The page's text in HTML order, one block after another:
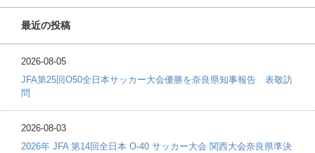
最近の投稿
2026-08-05
JFA第25回O50全日本サッカー大会優勝を奈良県知事報告 表敬訪
問
2026-08-03
2026年 JFA 第14回全日本 O-40 サッカー大会 関西大会奈良県準決